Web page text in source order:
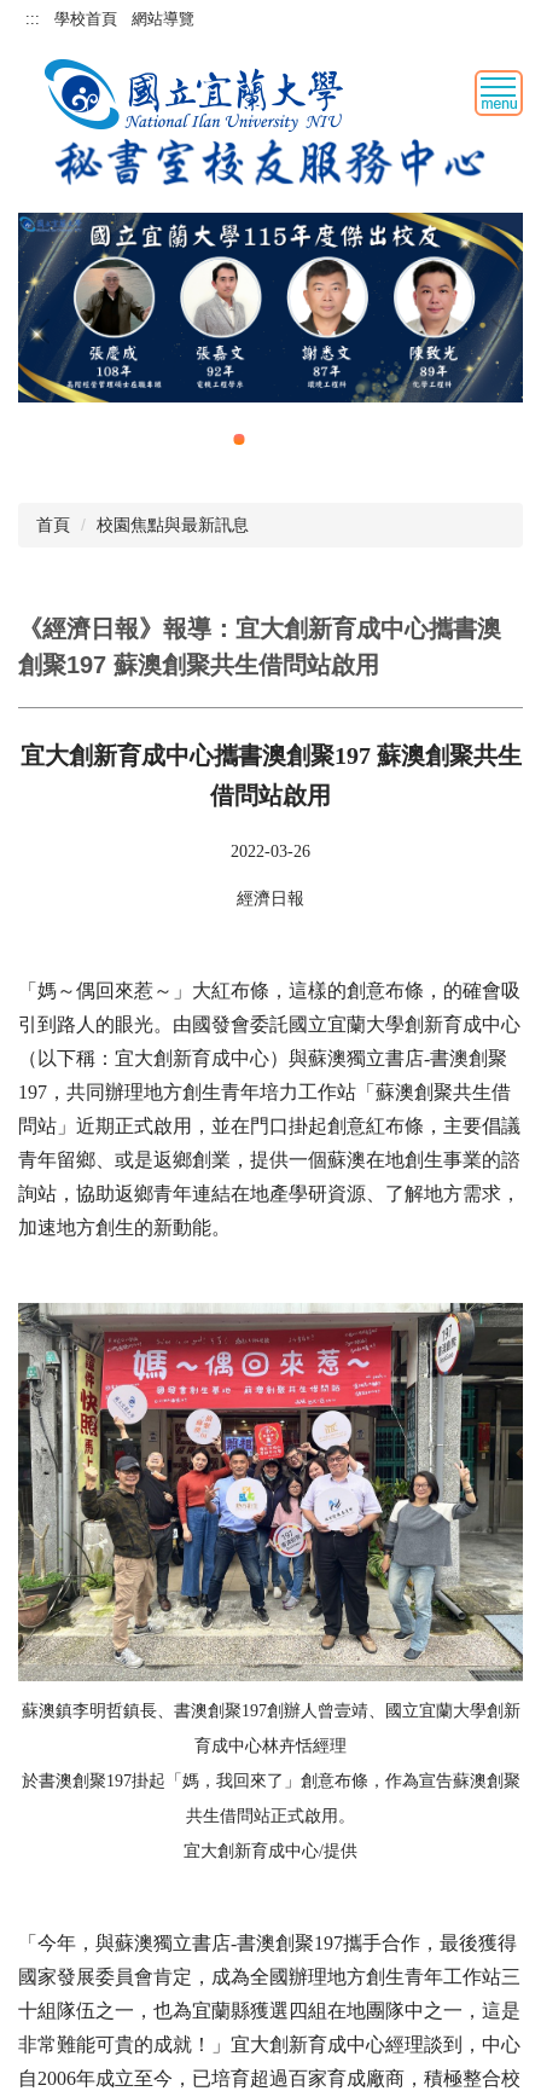
跳::: 學校首頁 網站導覽
首頁 校園焦點與最新訊息
《經濟日報》報導：宜大創新育成中心攜書澳
創聚197 蘇澳創聚共生借問站啟用
宜大創新育成中心攜書澳創聚197 蘇澳創聚共生
借問站啟用
2022-03-26
經濟日報
「媽～偶回來惹～」大紅布條，這樣的創意布條，的確會吸
引到路人的眼光。由國發會委託國立宜蘭大學創新育成中心
（以下稱：宜大創新育成中心）與蘇澳獨立書店-書澳創聚
197，共同辦理地方創生青年培力工作站「蘇澳創聚共生借
問站」近期正式啟用，並在門口掛起創意紅布條，主要倡議
青年留鄉、或是返鄉創業，提供一個蘇澳在地創生事業的諮
詢站，協助返鄉青年連結在地產學研資源、了解地方需求，
加速地方創生的新動能。
蘇澳鎮李明哲鎮長、書澳創聚197創辦人曾壹靖、國立宜蘭大學創新
育成中心林卉恬經理
於書澳創聚197掛起「媽，我回來了」創意布條，作為宣告蘇澳創聚
共生借問站正式啟用。
宜大創新育成中心/提供
「今年，與蘇澳獨立書店-書澳創聚197攜手合作，最後獲得
國家發展委員會肯定，成為全國辦理地方創生青年工作站三
十組隊伍之一，也為宜蘭縣獲選四組在地團隊中之一，這是
非常難能可貴的成就！」宜大創新育成中心經理談到，中心
自2006年成立至今，已培育超過百家育成廠商，積極整合校